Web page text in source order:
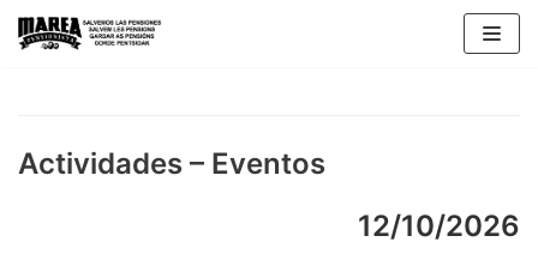
Skip
Actividades – Eventos
12/10/2026